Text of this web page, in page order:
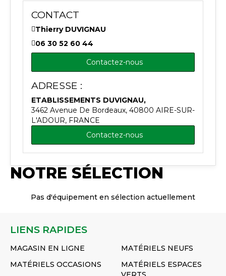
CONTACT
Thierry DUVIGNAU
06 30 52 60 44
Contactez-nous
Contactez-nous
ADRESSE :
ETABLISSEMENTS DUVIGNAU,
3462 Avenue De Bordeaux, 40800 AIRE-SUR-
L'ADOUR, FRANCE
NOTRE SÉLECTION
Pas d'équipement en sélection actuellement
LIENS RAPIDES
MAGASIN EN LIGNE
MATÉRIELS NEUFS
MATÉRIELS OCCASIONS
MATÉRIELS ESPACES